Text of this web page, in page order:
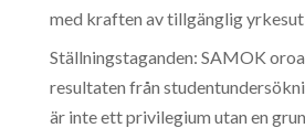
med kraften av tillgänglig
Ställningstaganden: SAMOK
resultaten från
är inte ett privilegium utan en